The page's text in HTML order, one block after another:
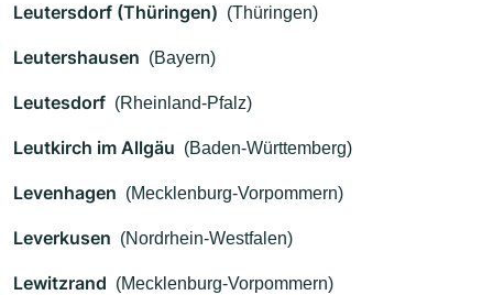
Leutersdorf (Thüringen) (Thüringen)
Leutershausen (Bayern)
Leutesdorf (Rheinland-Pfalz)
Leutkirch im Allgäu (Baden-Württemberg)
Levenhagen (Mecklenburg-Vorpommern)
Leverkusen (Nordrhein-Westfalen)
Lewitzrand (Mecklenburg-Vorpommern)